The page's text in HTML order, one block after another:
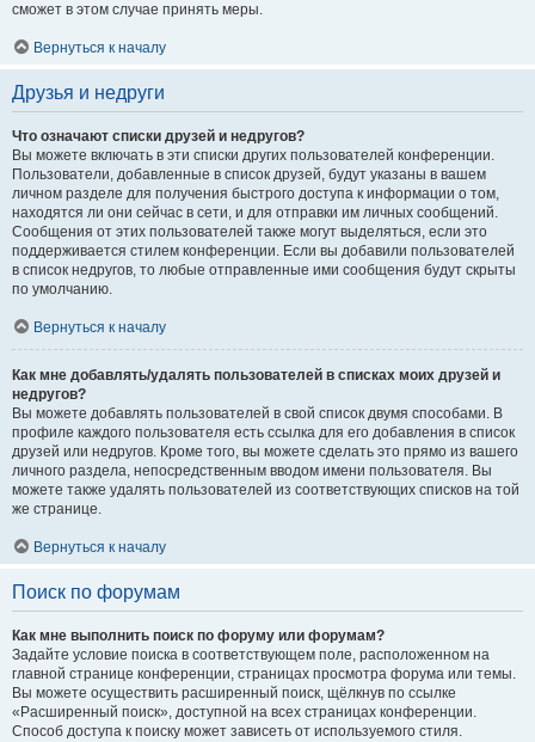
сможет в этом случае принять меры.
Вернуться к началу
Друзья и недруги
Что означают списки друзей и недругов?
Вы можете включать в эти списки других пользователей конференции.
Пользователи, добавленные в список друзей, будут указаны в вашем
личном разделе для получения быстрого доступа к информации о том,
находятся ли они сейчас в сети, и для отправки им личных сообщений.
Сообщения от этих пользователей также могут выделяться, если это
поддерживается стилем конференции. Если вы добавили пользователей
в список недругов, то любые отправленные ими сообщения будут скрыты
по умолчанию.
Вернуться к началу
Как мне добавлять/удалять пользователей в списках моих друзей и
недругов?
Вы можете добавлять пользователей в свой список двумя способами. В
профиле каждого пользователя есть ссылка для его добавления в список
друзей или недругов. Кроме того, вы можете сделать это прямо из вашего
личного раздела, непосредственным вводом имени пользователя. Вы
можете также удалять пользователей из соответствующих списков на той
же странице.
Вернуться к началу
Поиск по форумам
Как мне выполнить поиск по форуму или форумам?
Задайте условие поиска в соответствующем поле, расположенном на
главной странице конференции, страницах просмотра форума или темы.
Вы можете осуществить расширенный поиск, щёлкнув по ссылке
«Расширенный поиск», доступной на всех страницах конференции.
Способ доступа к поиску может зависеть от используемого стиля.